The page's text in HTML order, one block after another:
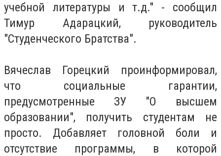
учебной литературы и т.д." - сообщил
Тимур Адарацкий, руководитель
"Студенческого Братства".
Вячеслав Горецкий проинформировал,
что социальные гарантии,
предусмотренные ЗУ "О высшем
образовании", получить студентам не
просто. Добавляет головной боли и
отсутствие программы, в которой